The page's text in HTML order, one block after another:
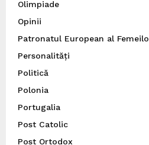
Olimpiade
Opinii
Patronatul European al
Personalități
Politică
Polonia
Portugalia
Post Catolic
Post Ortodox